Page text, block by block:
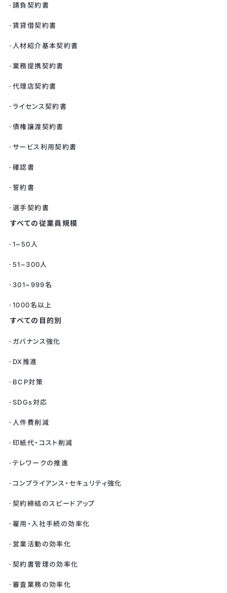
請負契約書
賃貸借契約書
人材紹介基本契約書
業務提携契約書
代理店契約書
ライセンス契約書
債権譲渡契約書
サービス利用契約書
確認書
誓約書
選手契約書
すべての従業員規模
1~50人
51~300人
301~999名
1000名以上
すべての目的別
ガバナンス強化
DX推進
BCP対策
SDGs対応
人件費削減
印紙代・コスト削減
テレワークの推進
コンプライアンス・セキュリティ強化
契約締結のスピードアップ
雇用・入社手続の効率化
営業活動の効率化
契約書管理の効率化
審査業務の効率化